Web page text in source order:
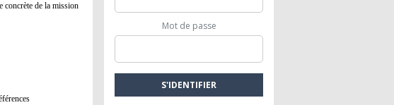
concrète de la mission
Mot de passe